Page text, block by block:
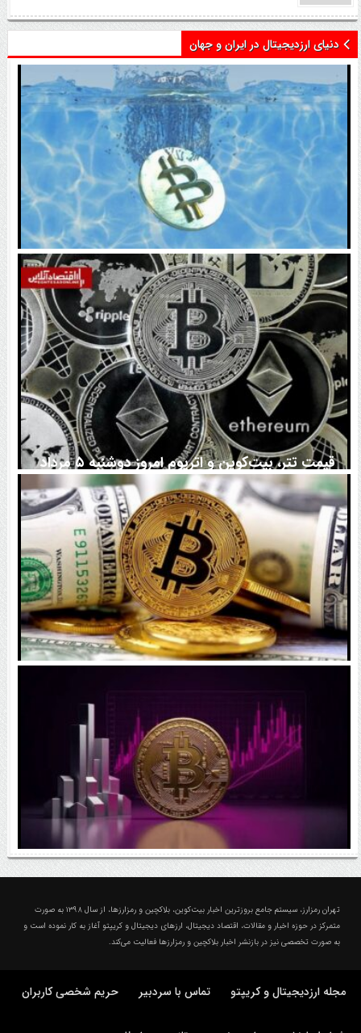
دنیای ارزدیجیتال در ایران و جهان
اتفاق تاریخی در بازار رمزارزها / بیت‌کوین سبز شد
قیمت تتر، بیت‌کوین و اتریوم امروز دوشنبه ۵ مرداد
۱۴۰۵ | بیت‌کوین این مرز را از دست بدهد، همه‌چیز تغییر
می‌کند
اتفاق مهم در بازار رمزارزها / بیت‌کوین وارد فاز تازه شد
تهران رمزارز، سیستم جامع بروزترین اخبار بیت‌کوین، بلاکچین و رمزارزها، از سال ۱۳۹۸ به صورت
متمرکز در حوزه اخبار و مقالات، اقتصاد دیجیتال، ارزهای‌ دیجیتال و کریپتو آغاز به کار نموده است و
به صورت تخصصی نیز در بازنشر اخبار بلاکچین و رمزارزها فعالیت می‌کند.
مجله ارزدیجیتال و کریپتو تماس با سردبیر حریم شخصی کاربران